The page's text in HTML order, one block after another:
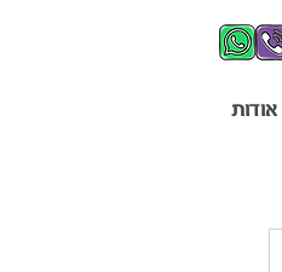
אודות